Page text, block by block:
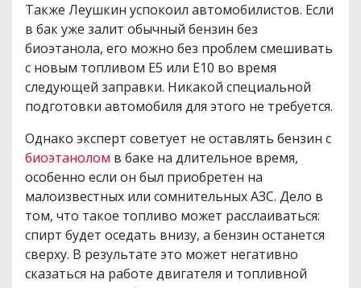
Также Леушкин успокоил автомобилистов. Если
в бак уже залит обычный бензин без
биоэтанола, его можно без проблем смешивать
с новым топливом Е5 или Е10 во время
следующей заправки. Никакой специальной
подготовки автомобиля для этого не требуется.
Однако эксперт советует не оставлять бензин с
биоэтанолом в баке на длительное время,
особенно если он был приобретен на
малоизвестных или сомнительных АЗС. Дело в
том, что такое топливо может расслаиваться:
спирт будет оседать внизу, а бензин останется
сверху. В результате это может негативно
сказаться на работе двигателя и топливной